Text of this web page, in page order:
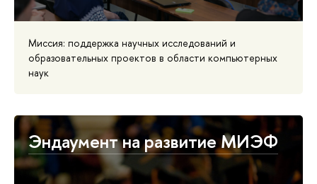
Миссия: поддержка научных исследований и
образовательных проектов в области компьютерных
наук
Эндаумент на развитие МИЭФ